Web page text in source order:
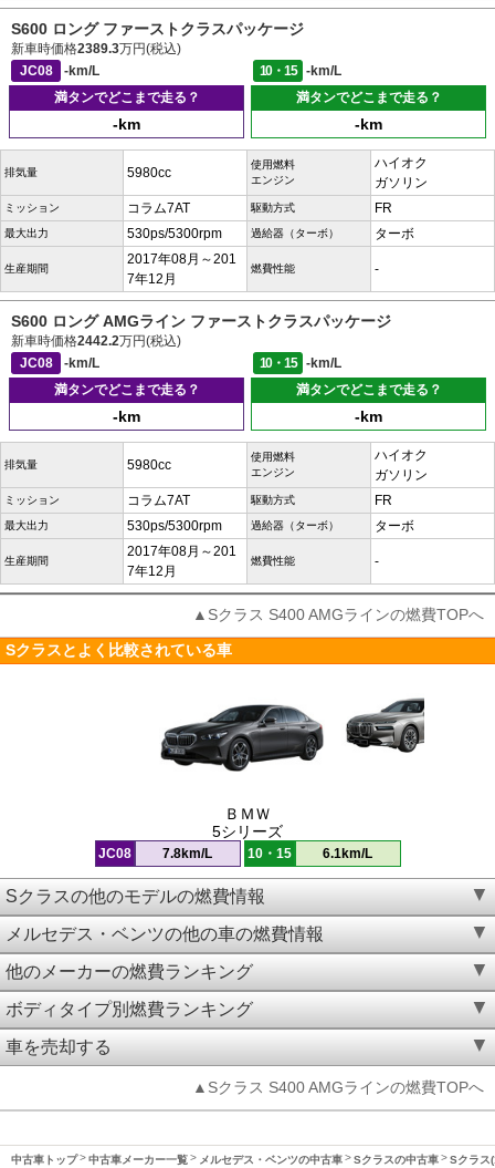
S600 ロング ファーストクラスパッケージ
新車時価格2389.3万円(税込)
JC08
-km/L 10・15
-km/L
満タンでどこまで走る？
-km
満タンでどこまで走る？
-km
排気量 5980cc
使用燃料
エンジン
ハイオク
ガソリン
ミッション コラム7AT 駆動方式 FR
最大出力 530ps/5300rpm 過給器（ターボ） ターボ
生産期間
2017年08月～201
7年12月
燃費性能 -
S600 ロング AMGライン ファーストクラスパッケージ
新車時価格2442.2万円(税込)
JC08
-km/L 10・15
-km/L
満タンでどこまで走る？
-km
満タンでどこまで走る？
-km
排気量 5980cc
使用燃料
エンジン
ハイオク
ガソリン
ミッション コラム7AT 駆動方式 FR
最大出力 530ps/5300rpm 過給器（ターボ） ターボ
生産期間
2017年08月～201
7年12月
燃費性能 -
▲Sクラス S400 AMGラインの燃費TOPへ
Sクラスとよく比較されている車
ＢＭＷ
5シリーズ
JC08 7.8km/L 10・15 6.1km/L
Sクラスの他のモデルの燃費情報
メルセデス・ベンツの他の車の燃費情報
他のメーカーの燃費ランキング
ボディタイプ別燃費ランキング
車を売却する
▲Sクラス S400 AMGラインの燃費TOPへ
中古車トップ 中古車メーカー一覧 メルセデス・ベンツの中古車 Sクラスの中古車 Sクラス